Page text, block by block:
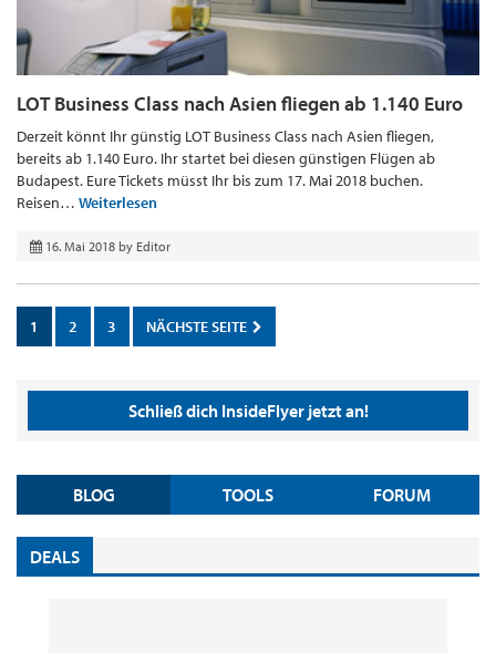
LOT Business Class nach Asien fliegen ab 1.140 Euro
Derzeit könnt Ihr günstig LOT Business Class nach Asien fliegen,
bereits ab 1.140 Euro. Ihr startet bei diesen günstigen Flügen ab
Budapest. Eure Tickets müsst Ihr bis zum 17. Mai 2018 buchen.
Reisen… Weiterlesen
16. Mai 2018 by Editor
1 2 3 NÄCHSTE SEITE
Schließ dich InsideFlyer jetzt an!
BLOG TOOLS FORUM
DEALS